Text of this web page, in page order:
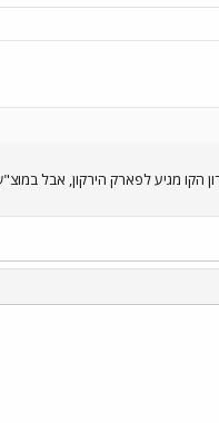
הקו מגיע לפארק הירקון, אבל